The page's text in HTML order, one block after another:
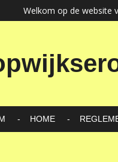
Welkom op de website
HOME